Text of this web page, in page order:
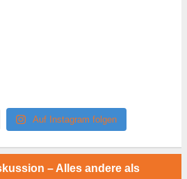
Auf Instagram folgen
– Alles andere als